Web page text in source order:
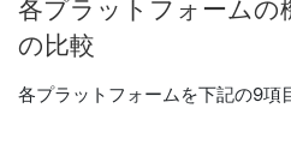
各プラットフォームの
の 比較
各プラットフォームを下記の9項